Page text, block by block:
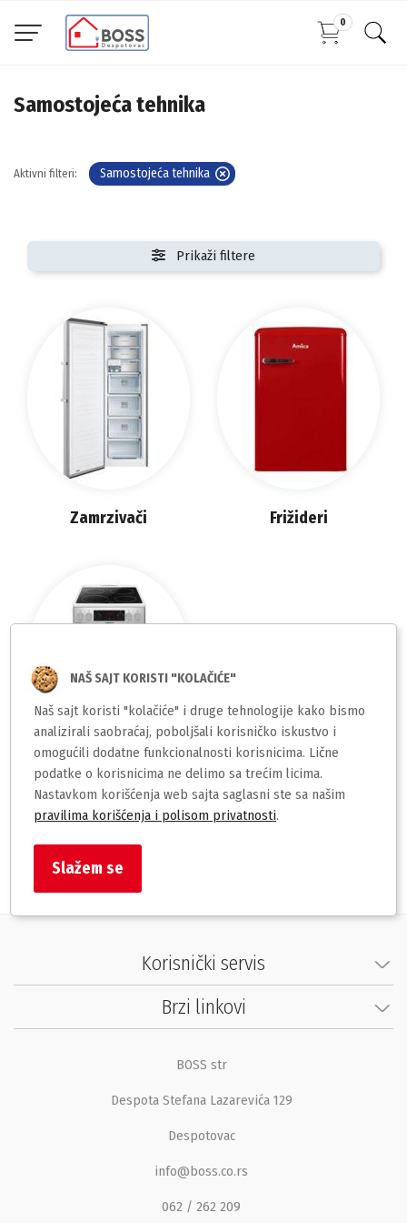
0
Samostojeća tehnika
Aktivni filteri: Samostojeća tehnika
Prikaži filtere
Zamrzivači Frižideri
Šporeti
Korisnički servis
Brzi linkovi
BOSS str
Despota Stefana Lazarevića 129
Despotovac
info@boss.co.rs
062 / 262 209
NAŠ SAJT KORISTI "KOLAČIĆE"
Naš sajt koristi "kolačiće" i druge tehnologije kako bismo
analizirali saobraćaj, poboljšali korisničko iskustvo i
omogućili dodatne funkcionalnosti korisnicima. Lične
podatke o korisnicima ne delimo sa trećim licima.
Nastavkom korišćenja web sajta saglasni ste sa našim
pravilima korišćenja i polisom privatnosti.
Slažem se